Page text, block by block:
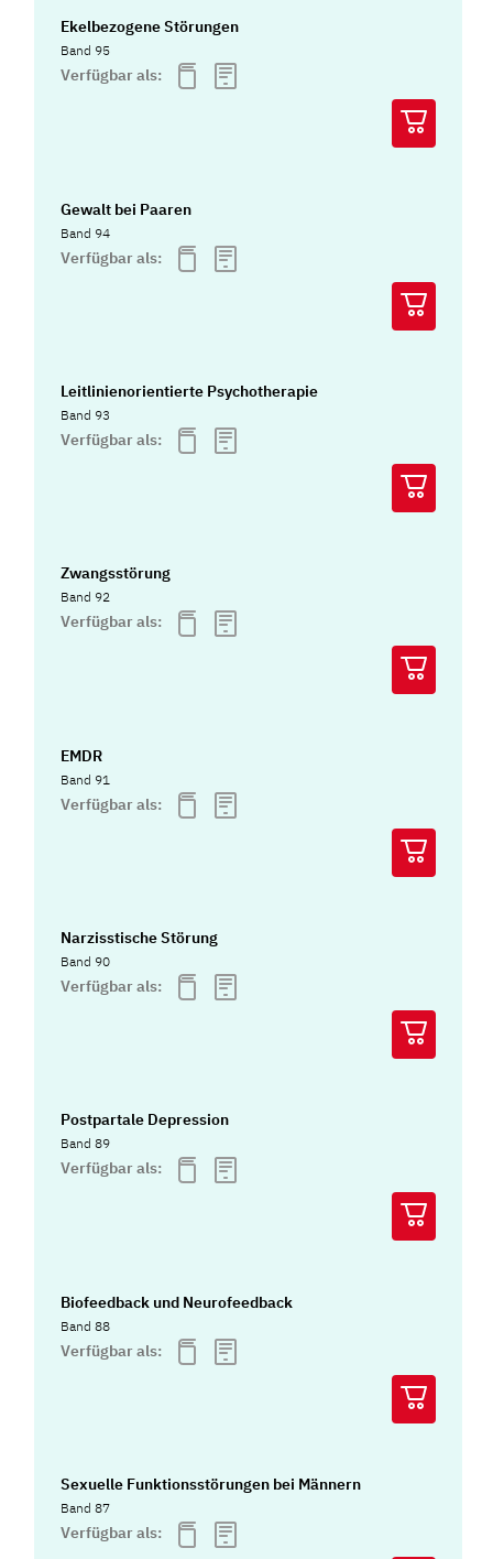
Ekelbezogene Störungen
Band 95
Verfügbar als:
Gewalt bei Paaren
Band 94
Verfügbar als:
Leitlinienorientierte Psychotherapie
Band 93
Verfügbar als:
Zwangsstörung
Band 92
Verfügbar als:
EMDR
Band 91
Verfügbar als:
Narzisstische Störung
Band 90
Verfügbar als:
Postpartale Depression
Band 89
Verfügbar als:
Biofeedback und Neurofeedback
Band 88
Verfügbar als:
Sexuelle Funktionsstörungen bei Männern
Band 87
Verfügbar als: